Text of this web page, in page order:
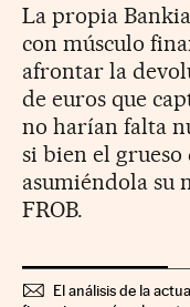
La propia
con músculo
afrontar la
de euros que
no harían falta
si bien el
asumiéndola su
FROB.
El análisis de la